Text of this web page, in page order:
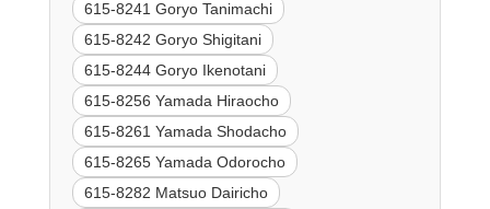
615-8241 Goryo Tanimachi
615-8242 Goryo Shigitani
615-8244 Goryo Ikenotani
615-8256 Yamada Hiraocho
615-8261 Yamada Shodacho
615-8265 Yamada Odorocho
615-8282 Matsuo Dairicho